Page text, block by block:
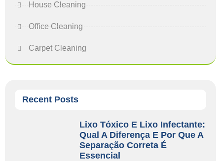
House Cleaning
Office Cleaning
Carpet Cleaning
Recent Posts
Lixo Tóxico E Lixo Infectante:
Qual A Diferença E Por Que A
Separação Correta É
Essencial